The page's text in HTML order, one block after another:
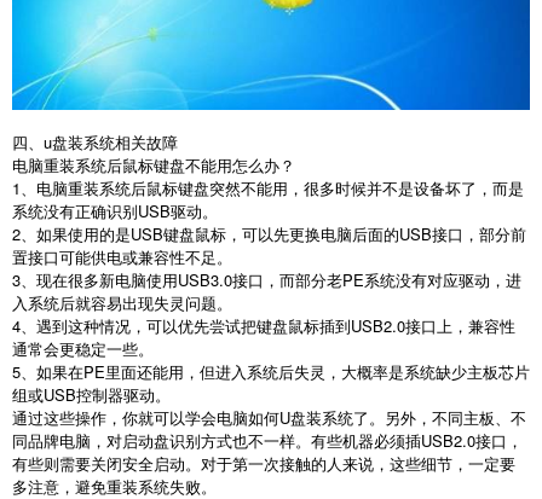
四、u盘装系统相关故障
电脑重装系统后鼠标键盘不能用怎么办？
1、电脑重装系统后鼠标键盘突然不能用，很多时候并不是设备坏了，而是
系统没有正确识别USB驱动。
2、如果使用的是USB键盘鼠标，可以先更换电脑后面的USB接口，部分前
置接口可能供电或兼容性不足。
3、现在很多新电脑使用USB3.0接口，而部分老PE系统没有对应驱动，进
入系统后就容易出现失灵问题。
4、遇到这种情况，可以优先尝试把键盘鼠标插到USB2.0接口上，兼容性
通常会更稳定一些。
5、如果在PE里面还能用，但进入系统后失灵，大概率是系统缺少主板芯片
组或USB控制器驱动。
通过这些操作，你就可以学会电脑如何U盘装系统了。另外，不同主板、不
同品牌电脑，对启动盘识别方式也不一样。有些机器必须插USB2.0接口，
有些则需要关闭安全启动。对于第一次接触的人来说，这些细节，一定要
多注意，避免重装系统失败。